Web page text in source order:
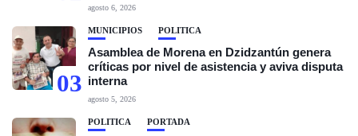
agosto 6, 2026
03
MUNICIPIOS POLÍTICA
Asamblea de Morena en Dzidzantún genera
críticas por nivel de asistencia y aviva disputa
interna
agosto 5, 2026
POLÍTICA PORTADA